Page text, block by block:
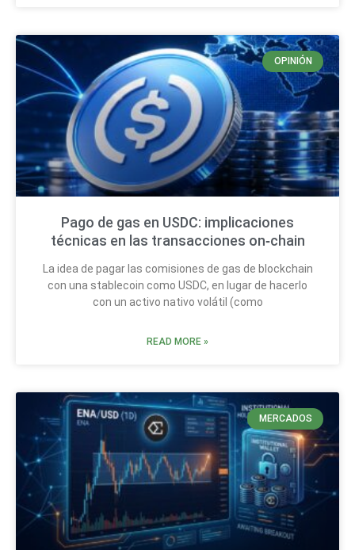
OPINIÓN
Pago de gas en USDC: implicaciones
técnicas en las transacciones on‑chain
La idea de pagar las comisiones de gas de blockchain
con una stablecoin como USDC, en lugar de hacerlo
con un activo nativo volátil (como
READ MORE »
MERCADOS